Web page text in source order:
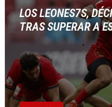
LOS LEONES7S,
TRAS SUPERAR A